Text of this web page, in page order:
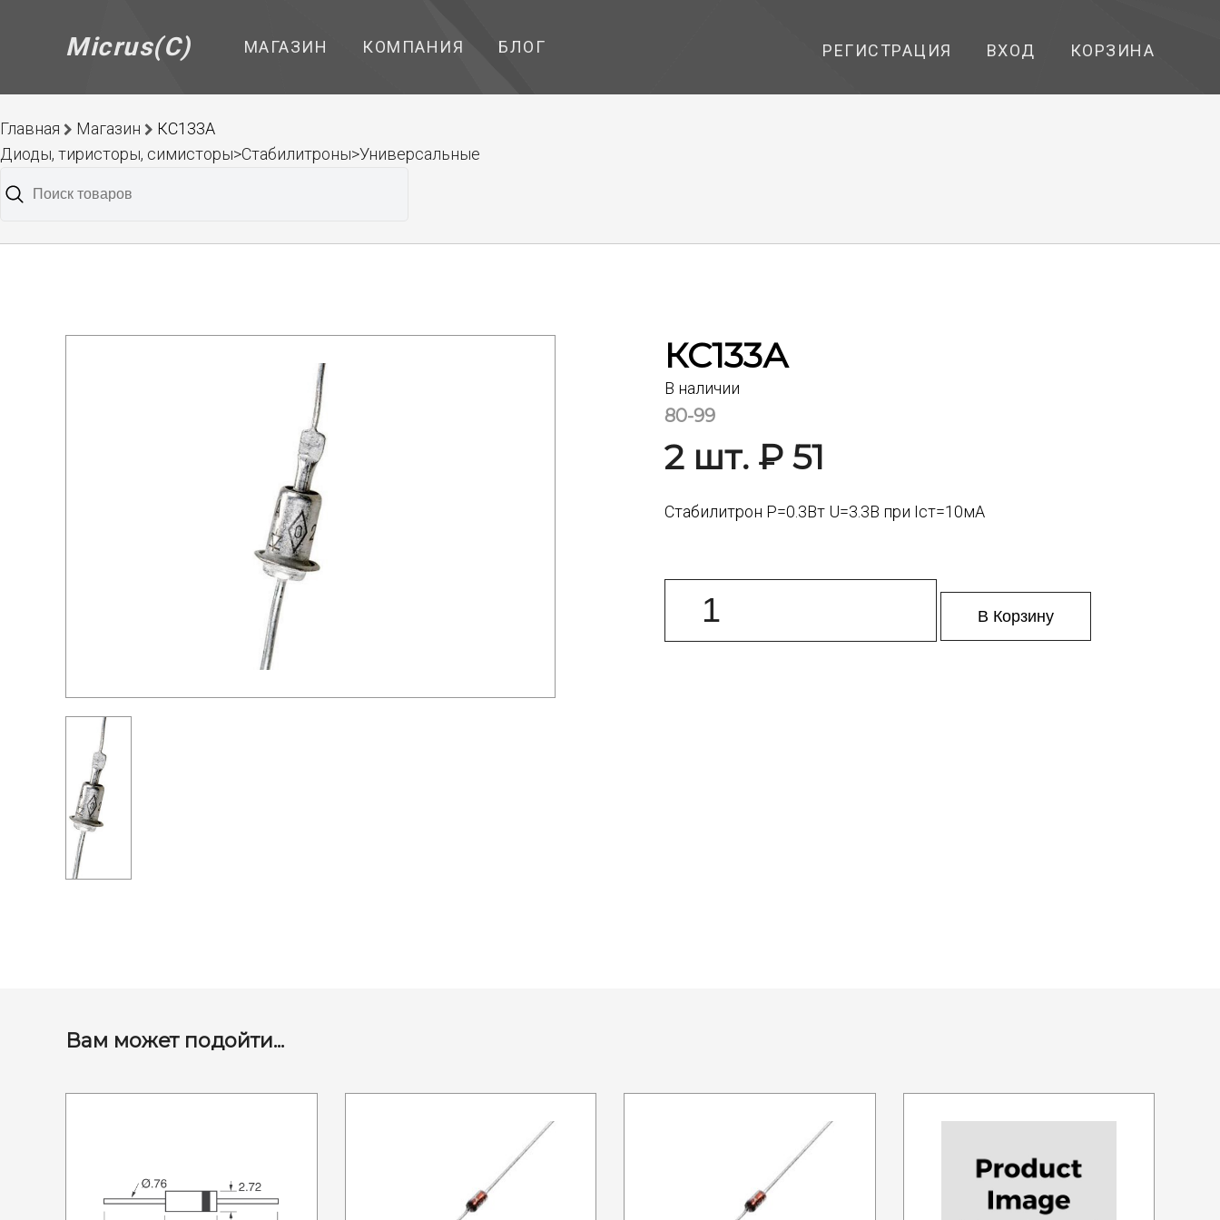
Micrus(C) МАГАЗИН КОМПАНИЯ БЛОГ РЕГИСТРАЦИЯ ВХОД КОРЗИНА
Главная Магазин
КС133А
Диоды, тиристоры, симисторы>Стабилитроны>Универсальные
КС133А
В наличии
80-99
2 шт. ₽ 51
Стабилитрон Р=0.3Вт U=3.3В при Iст=10мА
В Корзину
Вам может подойти...